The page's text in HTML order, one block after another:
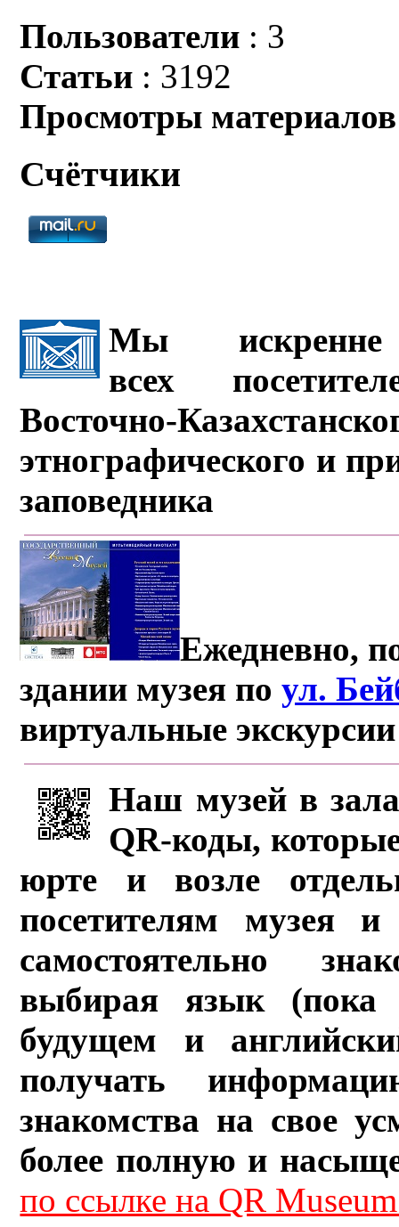
Пользователи : 3
Статьи : 3192
Просмотры материалов
Счётчики
Мы искренне
всех
Восточно-
этнографического и
заповедника
Ежедневно,
здании музея поул.
виртуальные
Наш музей в
QR-коды,
юрте и возле
посетителям музея и
самостоятельно
выбирая язык (пока
будущем и
получать
знакомства на свое
более полную и
по ссылке на QR